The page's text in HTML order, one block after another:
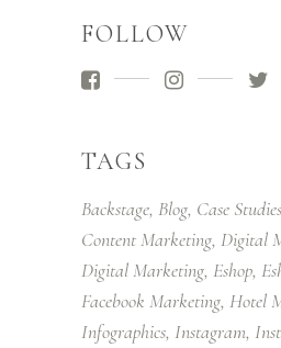
FOLLOW
TAGS
Backstage Blog Case Studies
Content Marketing Digital
Digital Marketing Eshop
Facebook Marketing Hotel
Infographics Instagram